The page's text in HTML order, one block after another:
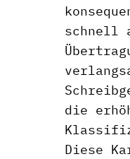
schnell
die
Diese